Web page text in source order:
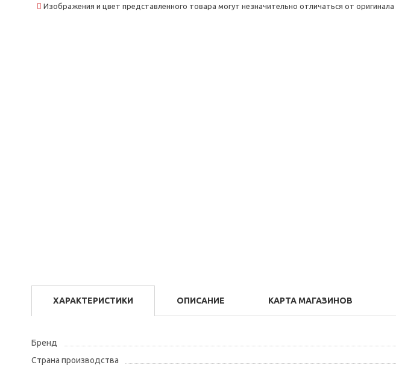
Изображения и цвет представленного товара могут незначительно отличаться от оригинала
ХАРАКТЕРИСТИКИ ОПИСАНИЕ КАРТА МАГАЗИНОВ
Бренд
Страна производства